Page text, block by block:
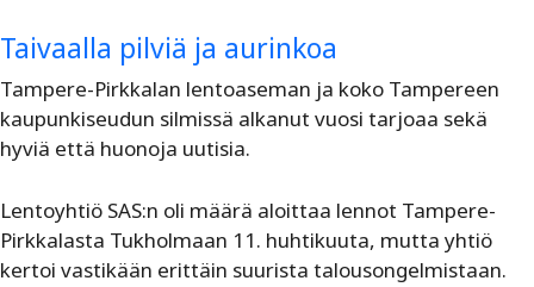
Taivaalla pilviä ja aurinkoa
Tampere-Pirkkalan lentoaseman ja koko Tampereen
kaupunkiseudun silmissä alkanut vuosi tarjoaa sekä
hyviä että huonoja uutisia.
Lentoyhtiö SAS:n oli määrä aloittaa lennot Tampere-
Pirkkalasta Tukholmaan 11. huhtikuuta, mutta yhtiö
kertoi vastikään erittäin suurista talousongelmistaan.